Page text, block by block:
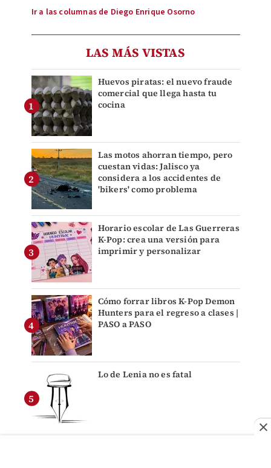
Ir a las columnas de Diego Enrique Osorno
LAS MÁS VISTAS
Huevos piratas: el nuevo fraude
comercial que llega hasta tu
cocina
Las motos ahorran tiempo, pero
cuestan vidas: Jalisco ya
considera a los accidentes de
'bikers' como problema
Horario escolar de Las Guerreras
K-Pop: crea una versión para
imprimir y personalizar
Cómo forrar libros K-Pop Demon
Hunters para el regreso a clases |
PASO a PASO
Lo de Lenia no es fatal